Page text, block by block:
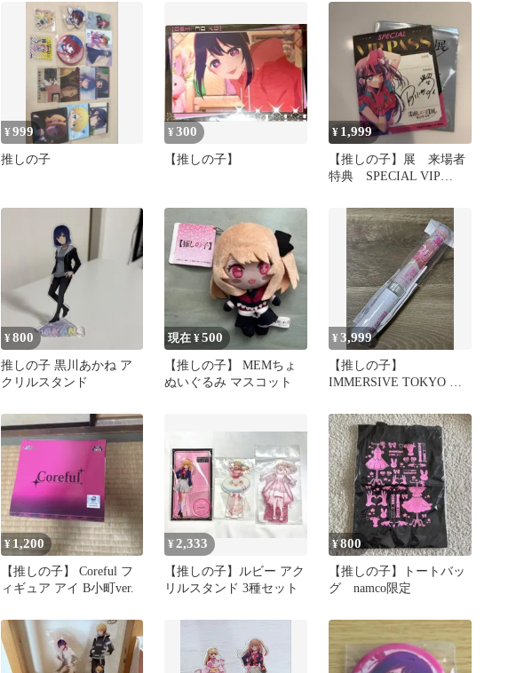
¥999
推しの子
¥300
【推しの子】
¥ 1,999
【推しの子】展 来場者
特典 SPECIAL VIP
¥800
推しの子 黒川あかね ア
クリルスタンド
現在 ¥500
【推しの子】 MEMちょ
ぬいぐるみ マスコット
¥3,999
【推しの子】
IMMERSIVE TOKYO ペ
¥1,200
【推しの子】 Coreful フ
ィギュア アイ B小町ver.
¥2,333
【推しの子】ルビー アク
リルスタンド 3種セット
¥800
【推しの子】トートバッ
グ namco限定